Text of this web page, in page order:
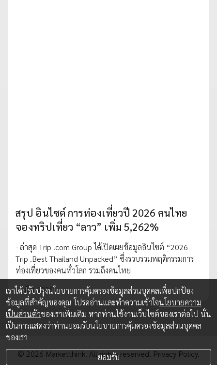
สรุป อินไซต์ การท่องเที่ยวปี 2026 คนไทย
จองทริปเที่ยว “ลาว” เพิ่ม 5,262%
- ล่าสุด Trip .com Group ได้เปิดเผยข้อมูลอินไซต์ “2026
Trip .Best Thailand Unpacked” ซึ่งรวบรวมพฤติกรรมการ
ท่องเที่ยวของคนทั่วโลก รวมถึงคนไทย
13 มี.ค. 2026
© 2026 Marketthink. All rights reserved. Privacy Policy.
เราได้ปรับปรุงนโยบายการคุ้มครองข้อมูลส่วนบุคคลเพื่อปกป้อง
ข้อมูลที่สำคัญของคุณ โปรดอ่านและทำความเข้าใจนโยบายความ
เป็นส่วนตัวของเราเพิ่มเติม หากท่านใช้งานเว็บไซต์ของเราต่อไป นั่น
เป็นการแสดงว่าท่านยอมรับนโยบายการคุ้มครองข้อมูลส่วนบุคคล
ของเรา
ยอมรับ